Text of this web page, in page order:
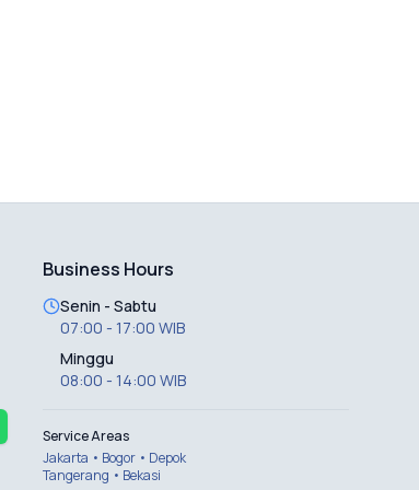
Business Hours
Senin - Sabtu
07:00 - 17:00 WIB
Minggu
08:00 - 14:00 WIB
Service Areas
Jakarta • Bogor • Depok
Tangerang • Bekasi